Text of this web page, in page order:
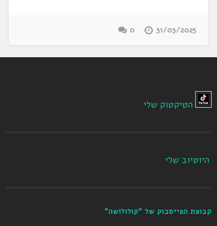
31/03/2025
0
הטיקטוק שלי
היוטיוב שלי
קבוצת הפייסבוק של "קולולושה"